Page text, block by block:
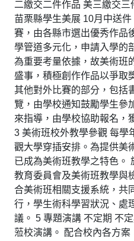
二繳交二件作品 美三繳交
苗栗縣學生美展 10月中送
賽，由各縣市選出優秀作品
學管道多元化，申請入學的
為重要考量依據，故美術班
盛事，積極創作作品以爭取
其他對外比賽的部分，包
覽，由學校通知鼓勵學生參
來指導，由學校協助報名，
3 美術班校外教學參觀 每學
觀大學穿插安排。為提供美
已成為美術班教學之特色。
教育委員會及美術班教學與
合美術班相關支援系統，共
行，學生術科學習狀況、
議。 5 專題演講 不定期 不
蒞校演講。 配合校內各方